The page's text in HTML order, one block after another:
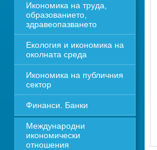
Икономика на труда,
образованието,
здравеопазването
Екология и икономика на
околната среда
Икономика на публичния
сектор
Финанси. Банки
Международни
икономически
отношения